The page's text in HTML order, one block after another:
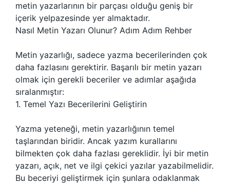
metin yazarlarının bir parçası olduğu geniş bir
içerik yelpazesinde yer almaktadır.
Nasıl Metin Yazarı Olunur? Adım Adım Rehber
Metin yazarlığı, sadece yazma becerilerinden çok
daha fazlasını gerektirir. Başarılı bir metin yazarı
olmak için gerekli beceriler ve adımlar aşağıda
sıralanmıştır:
1. Temel Yazı Becerilerini Geliştirin
Yazma yeteneği, metin yazarlığının temel
taşlarından biridir. Ancak yazım kurallarını
bilmekten çok daha fazlası gereklidir. İyi bir metin
yazarı, açık, net ve ilgi çekici yazılar yazabilmelidir.
Bu beceriyi geliştirmek için şunlara odaklanmak